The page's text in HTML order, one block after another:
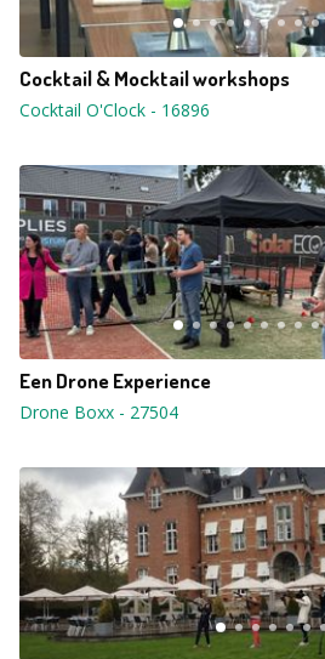
Cocktail & Mocktail workshops
Cocktail O'Clock - 16896
Een Drone Experience
Drone Boxx - 27504